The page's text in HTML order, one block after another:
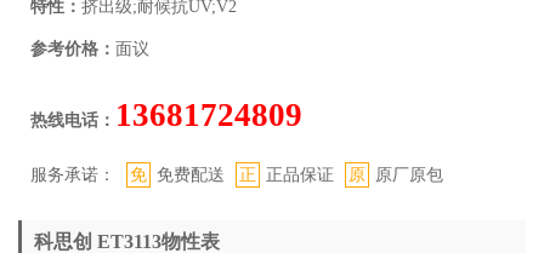
特性： 挤出级;耐候抗UV;V2
参考价格： 面议
热线电话： 13681724809
服务承诺： 免 免费配送 正 正品保证 原 原厂原包
科思创 ET3113物性表